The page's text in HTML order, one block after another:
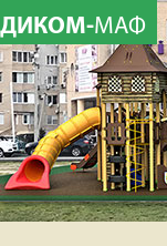
ДИКОМ-МАФ